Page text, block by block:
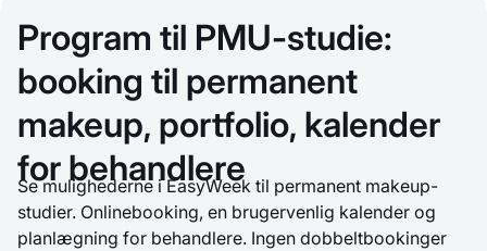
Program til PMU-studie:
booking til permanent
makeup, portfolio, kalender
for behandlere
Se mulighederne i EasyWeek til permanent makeup-
studier. Onlinebooking, en brugervenlig kalender og
planlægning for behandlere. Ingen dobbeltbookinger